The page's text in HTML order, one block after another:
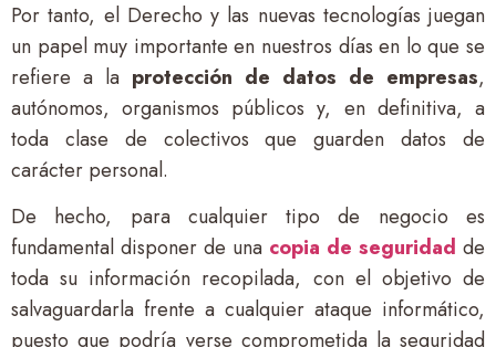
Por tanto, el Derecho y las nuevas tecnologías juegan
un papel muy importante en nuestros días en lo que se
refiere a la protección de datos de empresas,
autónomos, organismos públicos y, en definitiva, a
toda clase de colectivos que guarden datos de
carácter personal.
De hecho, para cualquier tipo de negocio es
fundamental disponer de una copia de seguridad de
toda su información recopilada, con el objetivo de
salvaguardarla frente a cualquier ataque informático,
puesto que podría verse comprometida la seguridad